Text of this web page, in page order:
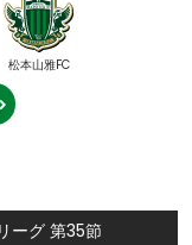
松本山雅FC
ーグ 第35節